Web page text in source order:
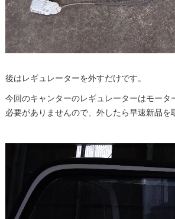
後はレギュレーターを外すだけです。
今回のキャンターのレギュレーターはモータ
必要がありませんので、外したら早速新品を